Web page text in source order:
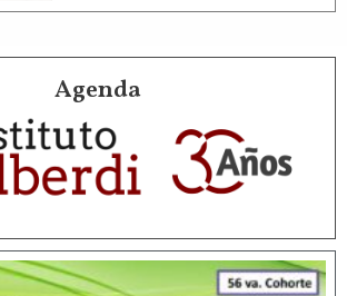
Agenda